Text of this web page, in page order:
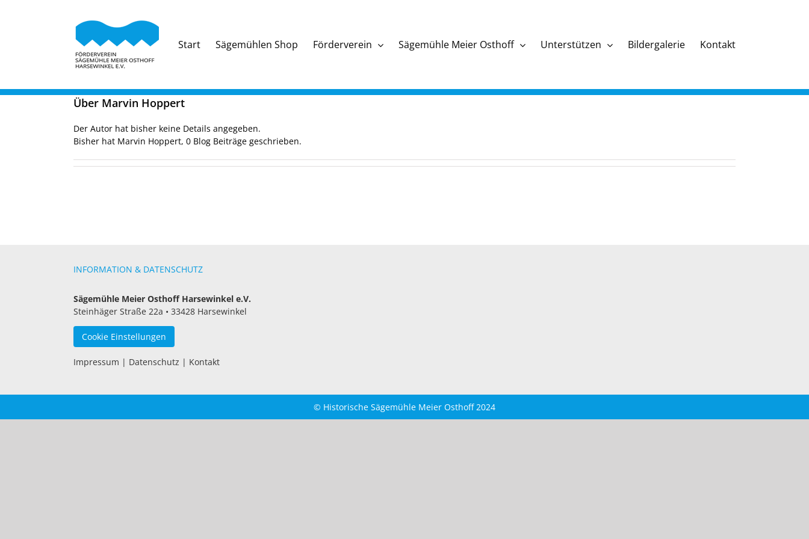
Start Sägemühlen Shop Förderverein Sägemühle Meier Osthoff Unterstützen Bildergalerie Kontakt
Über Marvin Hoppert
Der Autor hat bisher keine Details angegeben.
Bisher hat Marvin Hoppert, 0 Blog Beiträge geschrieben.
INFORMATION & DATENSCHUTZ
Sägemühle Meier Osthoff Harsewinkel e.V.
Steinhäger Straße 22a • 33428 Harsewinkel
Cookie Einstellungen
Impressum | Datenschutz | Kontakt
© Historische Sägemühle Meier Osthoff 2024